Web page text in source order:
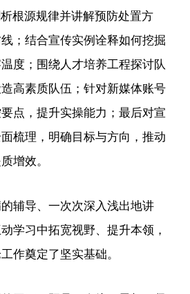
根源规律并讲解预防处置方
；结合宣传实例诠释如何挖掘
度；围绕人才培养工程探讨队
高素质队伍；针对新媒体账号
点，提升实操能力；最后对宣
梳理，明确目标与方向，推动
增效。
导、一次次深入浅出地讲
学习中拓宽视野、提升本领，
作奠定了坚实基础。